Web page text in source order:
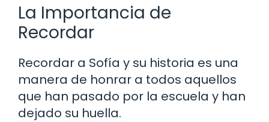
La Importancia de
Recordar
Recordar a Sofía y su historia es una
manera de honrar a todos aquellos
que han pasado por la escuela y han
dejado su huella.